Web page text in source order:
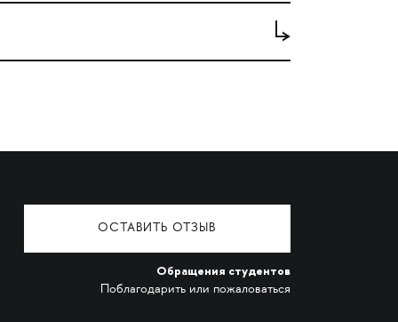
ОСТАВИТЬ ОТЗЫВ
Обращения студентов
Поблагодарить или пожаловаться